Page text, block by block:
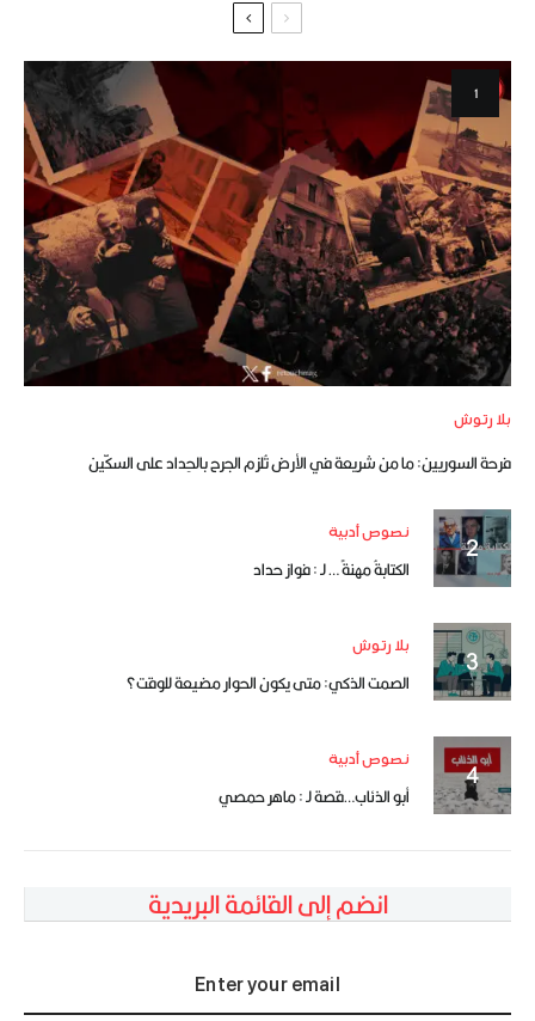
بلا رتوش
فرحة السوريين: ما من شريعة في الأرض تُلزم الجرح بالحِداد على السكّين
نصوص أدبية
الكتابةُ مهنةً … لـ : فواز حداد
بلا رتوش
الصمت الذكي: متى يكون الحوار مضيعة للوقت؟
نصوص أدبية
أبو الذئاب…قصة لـ : ماهر حمصي
انضم إلى القائمة البريدية